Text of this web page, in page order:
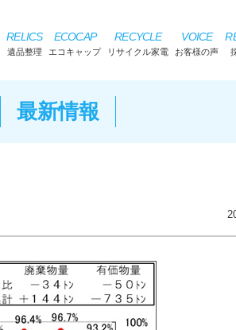
RELICS
遺品整理
ECOCAP
エコキャップ
RECYCLE
リサイクル家電
VOICE
お客様の声
最新情報